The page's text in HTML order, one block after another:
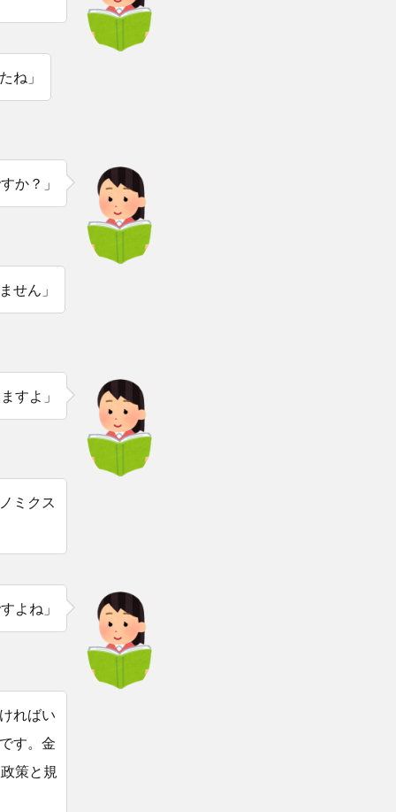
ね」
か？」
せん」
すよ」
ミクス
よね」
ればい
す。金
策と規